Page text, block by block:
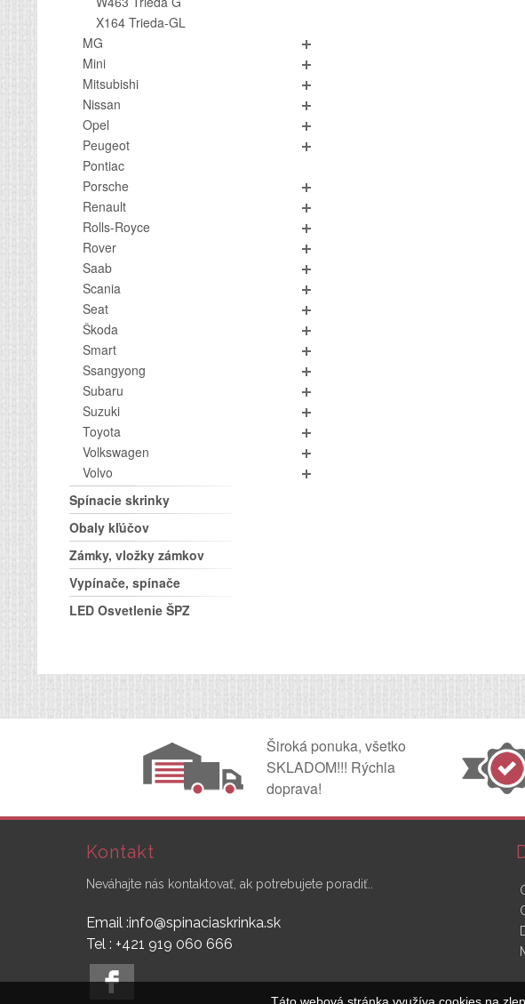
X164 Trieda-GL
MG
Mini
Mitsubishi
Nissan
Opel
Peugeot
Pontiac
Porsche
Renault
Rolls-Royce
Rover
Saab
Scania
Seat
Škoda
Smart
Ssangyong
Subaru
Suzuki
Toyota
Volkswagen
Volvo
Spínacie skrinky
Obaly kľúčov
Zámky, vložky zámkov
Vypínače, spínače
LED Osvetlenie ŠPZ
Široká ponuka, všetko
SKLADOM!!! Rýchla
doprava!
Kontakt
Neváhajte nás kontaktovať, ak potrebujete poradiť..
Email :info@spinaciaskrinka.sk
Tel : +421 919 060 666